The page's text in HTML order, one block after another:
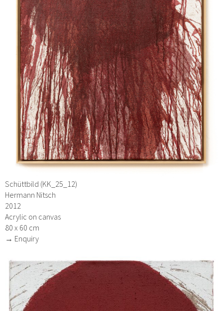
Schüttbild (KK_25_12)
Hermann Nitsch
2012
Acrylic on canvas
80 x 60 cm
→ Enquiry